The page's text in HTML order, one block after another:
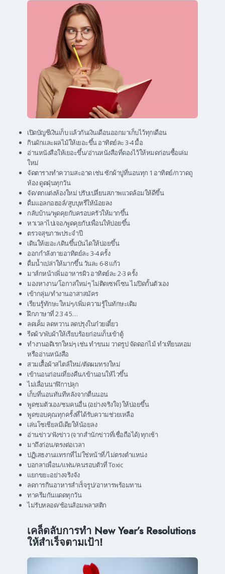
เปิดบัญชีเงินเก็บ แล้วกันเงินเดือนออกมาเก็บไว้ทุกเดือน
กินผักและผลไม้ให้เยอะขึ้น อาทิตย์ละ 3-4 มื้อ
อ่านหนังสือให้เยอะขึ้น/อ่านหนังสือที่ดองไว้ให้หมดก่อนซื้อเล่ม
ใหม่
จัดตารางทำความสะอาด เช่น ซักผ้าปูที่นอนทุก 1 อาทิตย์/กวาดถู
ห้อง ดูดฝุ่นทุกวัน
จัด/ตกแต่งห้องใหม่ ปรับเปลี่ยนสภาพแวดล้อมให้ดีขึ้น
ดื่มแอลกอฮอล์/สูบบุหรี่ให้น้อยลง
กลับบ้าน/พูดคุยกับครอบครัวให้มากขึ้น
หาเวลาไปเจอ/พูดคุยกับเพื่อนให้บ่อยขึ้น
ตรวจสุขภาพประจำปี
เดินให้เยอะ/เดินขึ้นบันไดให้บ่อยขึ้น
ออกกำลังกายอาทิตย์ละ 3-4 ครั้ง
ดื่มน้ำเปล่าให้มากขึ้น วันละ 6-8 แก้ว
มาส์กหน้าเพิ่มอาหารผิว อาทิตย์ละ 2-3 ครั้ง
มองหางาน/โอกาสใหม่ๆ ไม่ติดเซฟโซน ไม่ปิดกั้นตัวเอง
เข้ากลุ่ม/ทำงานอาสาสมัคร
เรียนรู้ทักษะใหม่ๆ/เพิ่มความรู้ในทักษะเดิม
ฝึกภาษาที่ 2 3 4 5…
ลดเค็ม ลดหวาน ลดปรุงในก๋วยเตี๋ยว
รีดผ้า/พับผ้าให้เรียบร้อยก่อนเก็บเข้าตู้
ทำงานอดิเรกใหม่ๆ เช่น ทำขนม วาดรูป จัดดอกไม้ ทำเทียนหอม
หรืออ่านหนังสือ
สวมเสื้อผ้าสไตล์ใหม่/ตัดผมทรงใหม่
เข้านอนก่อนเที่ยงคืน/เข้านอนให้ไวขึ้น
ไม่เลื่อนนาฬิกาปลุก
เก็บที่นอนทันทีหลังจากตื่นนอน
พูดชมตัวเอง/ชมคนอื่น (อย่างจริงใจ) ให้บ่อยขึ้น
พูดขอบคุณทุกครั้งที่ได้รับความช่วยเหลือ
เล่นโซเชียลมีเดียให้น้อยลง
อ่านข่าว/ฟังข่าว (จากสำนักข่าวที่เชื่อถือได้) ทุกเช้า
มาถึงก่อน/ตรงต่อเวลา
ปฏิเสธงานแทรกที่ไม่ใช่หน้าที่/ไม่ตรงตำแหน่ง
บอกลาเพื่อน/แฟน/คนรอบตัวที่ Toxic
แยกขยะอย่างจริงจัง
ลดการกินอาหารสำเร็จรูป/อาหารพร้อมทาน
ทาครีมกันแดดทุกวัน
ไม่รับหลอด/ช้อนส้อมพลาสติก
เคล็ดลับการทำ New Year’s Resolutions
ให้สำเร็จตามเป้า!